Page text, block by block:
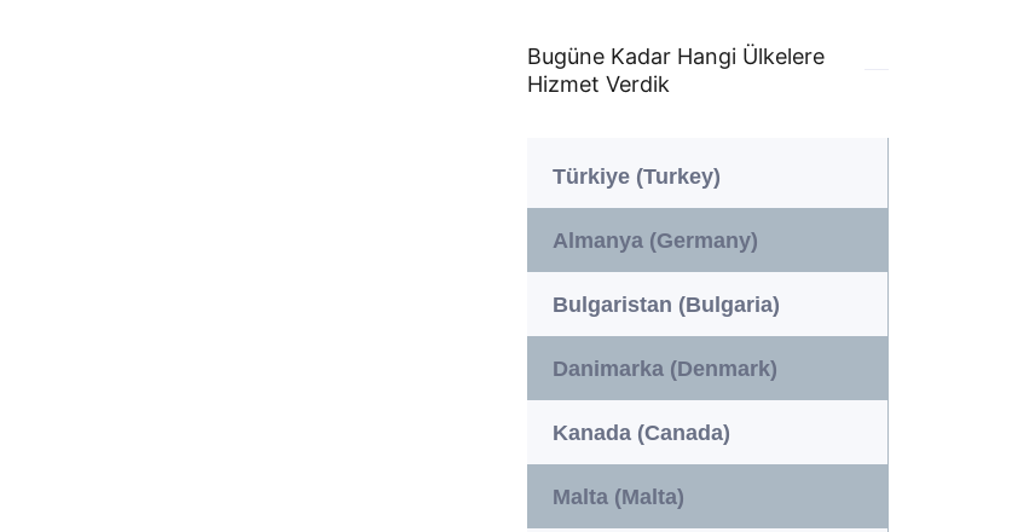
Bugüne Kadar Hangi Ülkelere
Hizmet Verdik
Türkiye (Turkey)
Almanya (Germany)
Bulgaristan (Bulgaria)
Danimarka (Denmark)
Kanada (Canada)
Malta (Malta)